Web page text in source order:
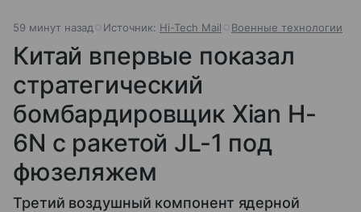
59 минут назад Источник: Hi-Tech Mail Военные технологии
Китай впервые показал
стратегический
бомбардировщик Xian H-
6N с ракетой JL-1 под
фюзеляжем
Третий воздушный компонент ядерной